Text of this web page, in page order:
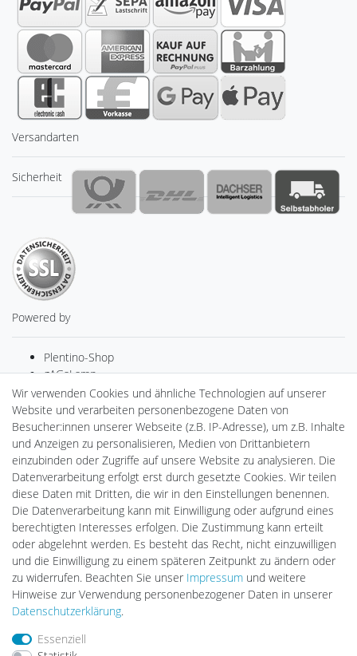
Versandarten
Sicherheit
Powered by
Plentino-Shop
gAGaLamp
Drohnenstore24
Cardanlight-Shop
Batteriespeicher
PlentiSolar
Gebrauchtlicht
Ledkauf
DEYESOLAR
Lightech Connect
CardanLight Europe
FORTIMO LEDs
LED-RETROSHOP
MeinUSB
Impressum
Wir verwenden Cookies und ähnliche Technologien auf unserer
Website und verarbeiten personenbezogene Daten von
Besucher:innen unserer Webseite (z.B. IP-Adresse), um z.B. Inhalte
und Anzeigen zu personalisieren, Medien von Drittanbietern
einzubinden oder Zugriffe auf unsere Website zu analysieren. Die
Datenverarbeitung erfolgt erst durch gesetzte Cookies. Wir teilen
diese Daten mit Dritten, die wir in den Einstellungen benennen.
Die Datenverarbeitung kann mit Einwilligung oder aufgrund eines
berechtigten Interesses erfolgen. Die Zustimmung kann erteilt
oder abgelehnt werden. Es besteht das Recht, nicht einzuwilligen
und die Einwilligung zu einem späteren Zeitpunkt zu ändern oder
zu widerrufen. Beachten Sie unser Impressum und weitere
Hinweise zur Verwendung personenbezogener Daten in unserer
Daten­schutz­erklärung.
Essenziell